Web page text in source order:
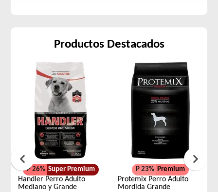
Productos Destacados
P 26% Super Premium
Handler Perro Adulto
Mediano y Grande
P 23% Premium
Protemix Perro Adulto
Mordida Grande